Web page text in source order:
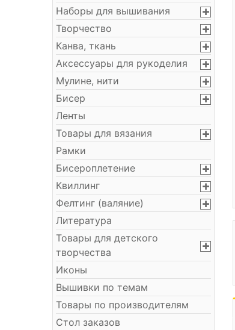
Наборы для вышивания
Творчество
Канва, ткань
Аксессуары для рукоделия
Мулине, нити
Бисер
Ленты
Товары для вязания
Рамки
Бисероплетение
Квиллинг
Фелтинг (валяние)
Литература
Товары для детского
творчества
Иконы
Вышивки по темам
Товары по производителям
Стол заказов